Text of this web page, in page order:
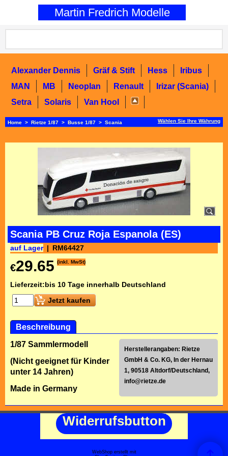
Martin Fredrich Modelle
Alexander Dennis Gräf & Stift Hess
Iribus
MAN
MB Neoplan Renault
Irizar (Scania)
Setra
Solaris Van Hool
Home > Rietze 1/87 > Busse 1/87 > Scania Wählen Sie Ihre Währung
Scania PB Cruz Roja Espanola (ES)
auf Lager RM64427
€29.65 (inkl. MwSt)
Lieferzeit:bis 10 Tage innerhalb Deutschland
Jetzt kaufen
Beschreibung
Herstellerangaben: Rietze
GmbH & Co. KG, In der Hernau
1, 90518 Altdorf/Deutschland,
info@rietze.de
1/87 Sammlermodell
(Nicht geeignet für Kinder
unter 14 Jahren)
Made in Germany
Widerrufsbutton
WebShop erstellt mit